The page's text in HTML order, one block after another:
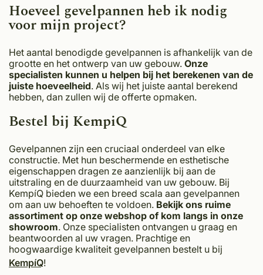
Hoeveel gevelpannen heb ik nodig
voor mijn project?
Het aantal benodigde gevelpannen is afhankelijk van de
grootte en het ontwerp van uw gebouw. Onze
specialisten kunnen u helpen bij het berekenen van de
juiste hoeveelheid. Als wij het juiste aantal berekend
hebben, dan zullen wij de offerte opmaken.
Bestel bij KempiQ
Gevelpannen zijn een cruciaal onderdeel van elke
constructie. Met hun beschermende en esthetische
eigenschappen dragen ze aanzienlijk bij aan de
uitstraling en de duurzaamheid van uw gebouw. Bij
KempíQ bieden we een breed scala aan gevelpannen
om aan uw behoeften te voldoen. Bekijk ons ruime
assortiment op onze webshop of kom langs in onze
showroom. Onze specialisten ontvangen u graag en
beantwoorden al uw vragen. Prachtige en
hoogwaardige kwaliteit gevelpannen bestelt u bij
KempíQ!